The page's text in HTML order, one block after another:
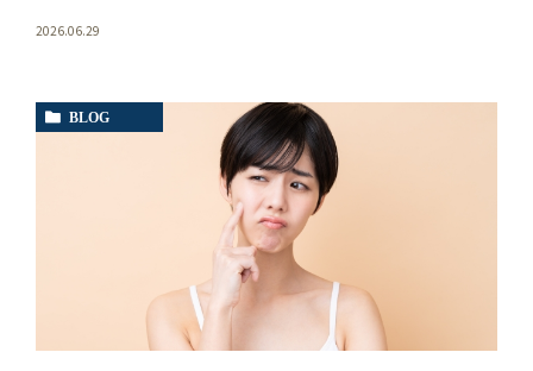
2026.06.29
BLOG